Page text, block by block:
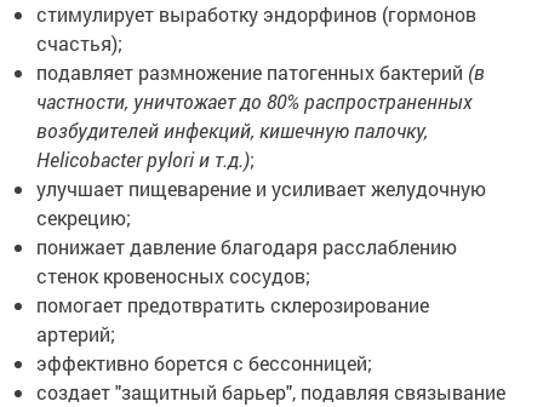
стимулирует выработку эндорфинов (гормонов
счастья);
подавляет размножение патогенных бактерий (в
частности, уничтожает до 80% распространенных
возбудителей инфекций, кишечную палочку,
Helicobacter pylori и т.д.);
улучшает пищеварение и усиливает желудочную
секрецию;
понижает давление благодаря расслаблению
стенок кровеносных сосудов;
помогает предотвратить склерозирование
артерий;
эффективно борется с бессонницей;
создает "защитный барьер", подавляя связывание